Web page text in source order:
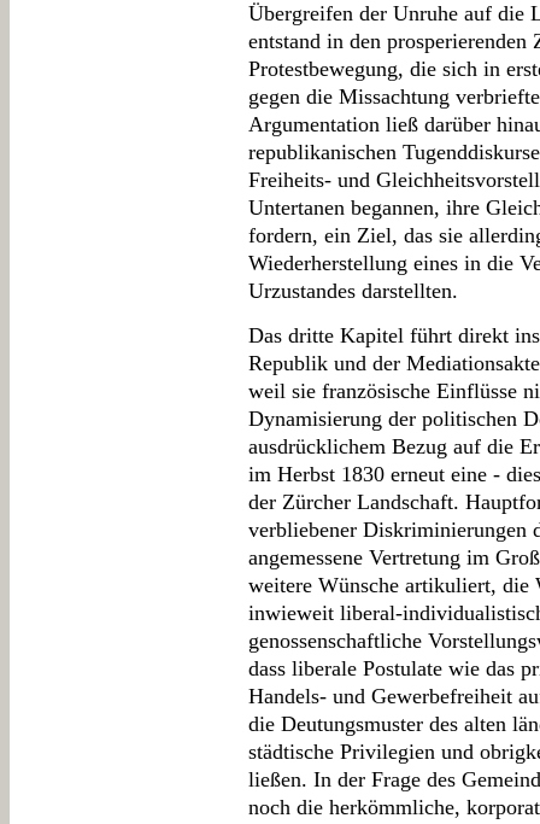
Übergreifen der Unruhe auf die
entstand in den prosperierenden
Protestbewegung, die sich in
gegen die Missachtung
Argumentation ließ darüber
republikanischen
Freiheits- und
Untertanen begannen, ihre
fordern, ein Ziel, das sie
Wiederherstellung eines in die
Urzustandes darstellten.
Das dritte Kapitel führt direkt
Republik und der
weil sie französische Einflüsse
Dynamisierung der politischen
ausdrücklichem Bezug auf die
im Herbst 1830 erneut eine -
der Zürcher Landschaft.
verbliebener Diskriminierungen
angemessene Vertretung im
weitere Wünsche artikuliert, die
inwieweit liberal-
genossenschaftliche
dass liberale Postulate wie das
Handels- und Gewerbefreiheit
die Deutungsmuster des alten
städtische Privilegien und
ließen. In der Frage des
noch die herkömmliche,